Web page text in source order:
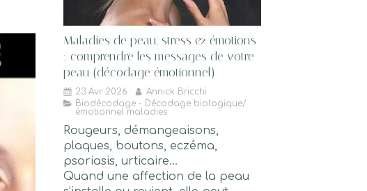
Maladies de peau, stress & émotions
: comprendre les messages de votre
peau (décodage émotionnel)
23 Avr 2026
Annick Bricchi
Biodécodage - Décodage biologique/
émotionnel maladies
Rougeurs, démangeaisons,
plaques, boutons, eczéma,
psoriasis, urticaire…
Quand une affection de la peau